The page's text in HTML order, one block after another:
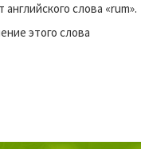
слова «rum».
этого слова